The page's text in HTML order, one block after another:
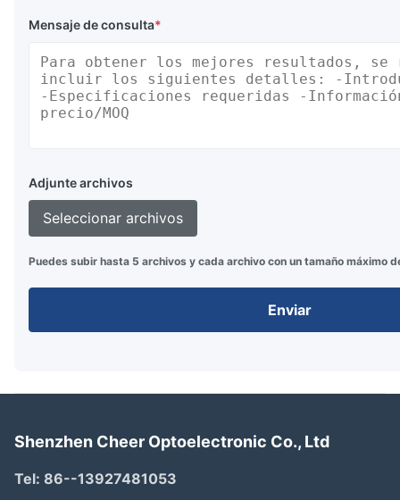
Mensaje de consulta*
Adjunte archivos
Seleccionar archivos
Puedes subir hasta 5 archivos y cada archivo con un tamaño máximo
Enviar
Shenzhen Cheer Optoelectronic Co., Ltd
Tel: 86--13927481053